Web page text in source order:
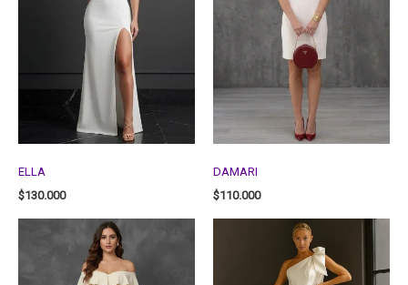
ELLA
$130.000
DAMARI
$110.000